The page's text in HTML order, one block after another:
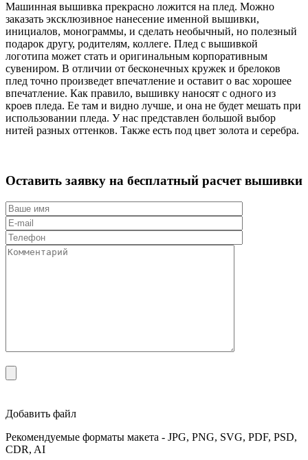
Машинная вышивка прекрасно ложится на плед. Можно
заказать эксклюзивное нанесение именной вышивки,
инициалов, монограммы, и сделать необычный, но полезный
подарок другу, родителям, коллеге. Плед с вышивкой
логотипа может стать и оригинальным корпоративным
сувениром. В отличии от бесконечных кружек и брелоков
плед точно произведет впечатление и оставит о вас хорошее
впечатление. Как правило, вышивку наносят с одного из
кроев пледа. Ее там и видно лучше, и она не будет мешать при
использовании пледа. У нас представлен большой выбор
нитей разных оттенков. Также есть под цвет золота и серебра.
Оставить заявку на бесплатный расчетвышивки
Добавить файл
Рекомендуемые форматы макета - JPG, PNG, SVG, PDF, PSD,
CDR, AI